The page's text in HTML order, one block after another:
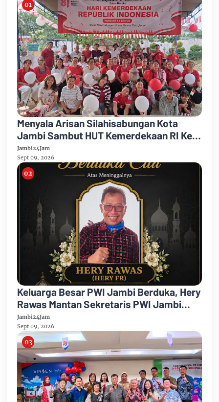
Menyala Arisan Silahisabungan Kota
Jambi Sambut HUT Kemerdekaan RI Ke
81 Gelar Berbagai Kegiatan
Jambi24Jam
Sept 09, 2026
Keluarga Besar PWI Jambi Berduka, Hery
Rawas Mantan Sekretaris PWI Jambi
Tutup Usia
Jambi24Jam
Sept 09, 2026